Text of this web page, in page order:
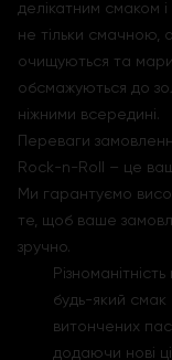
делікатним смаком
не тільки смачною,
очищуються та
обсмажуються до
ніжними всередині.
Переваги
Rock-n-Roll – це ваш
Ми гарантуємо
те, щоб ваше
зручно.
будь-який смак
витончених
додаючи нові